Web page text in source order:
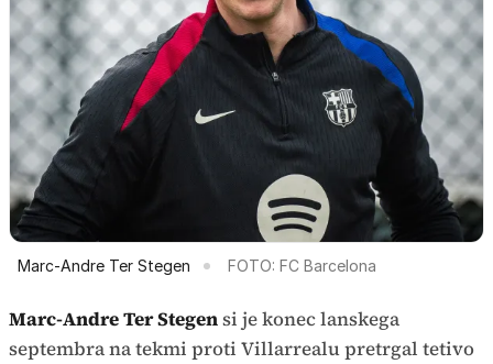
Marc-Andre Ter Stegen FOTO: FC Barcelona
Marc-Andre Ter Stegensi je konec lanskega
septembra na tekmi proti Villarrealu pretrgal tetivo